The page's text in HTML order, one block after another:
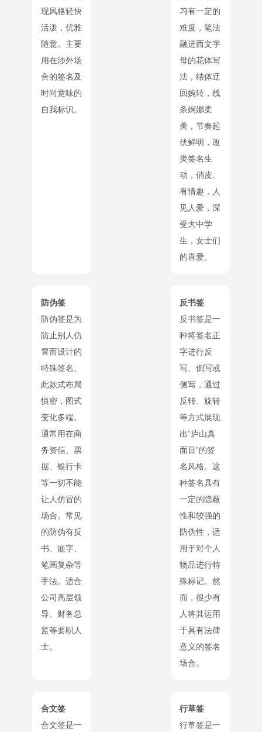
现风格轻快
活泼，优雅
随意。主要
用在涉外场
合的签名及
时尚意味的
自我标识。
习有一定的
难度，笔法
融进西文字
母的花体写
法，结体迂
回婉转，线
条婀娜柔
美，节奏起
伏鲜明，改
类签名生
动，俏皮、
有情趣，人
见人爱，深
受大中学
生，女士们
的喜爱。
防伪签
防伪签是为
防止别人仿
冒而设计的
特殊签名。
此款式布局
慎密，图式
变化多端。
通常用在商
务资信、票
据、银行卡
等一切不能
让人仿冒的
场合。常见
的防伪有反
书、嵌字、
笔画复杂等
手法。适合
公司高层领
导、财务总
监等要职人
士。
反书签
反书签是一
种将签名正
字进行反
写、倒写或
侧写，通过
反转、旋转
等方式展现
出“庐山真
面目”的签
名风格。这
种签名具有
一定的隐蔽
性和较强的
防伪性，适
用于对个人
物品进行特
殊标记。然
而，很少有
人将其运用
于具有法律
意义的签名
场合。
合文签
合文签是一
行草签
行草签是一